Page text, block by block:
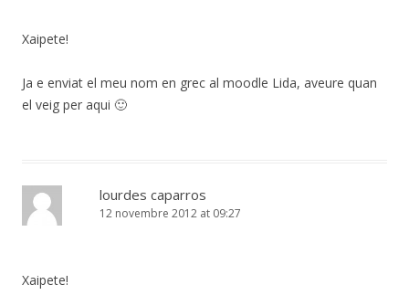
Xaipete!
Ja e enviat el meu nom en grec al moodle Lida, aveure quan
el veig per aqui 🙂
lourdes caparros
12 novembre 2012 at 09:27
Xaipete!